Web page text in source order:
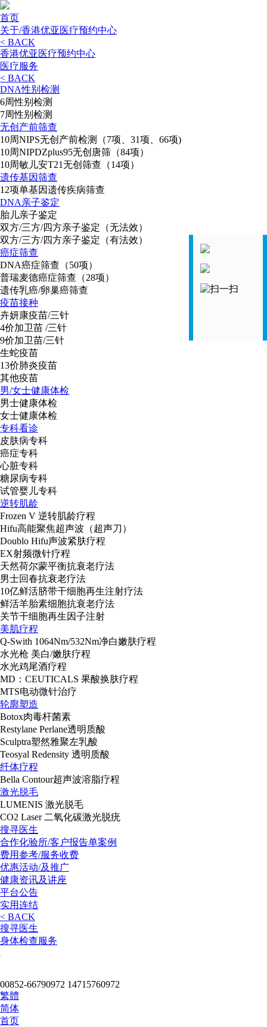
首页
关于/香港优亚医疗预约中心
< BACK
香港优亚医疗预约中心
医疗服务
< BACK
DNA性别检测
6周性别检测
7周性别检测
无创产前筛查
10周NIPS无创产前检测（7项、31项、66项)
10周NIPDZplus95无创唐筛（84项）
10周敏儿安T21无创筛查（14项）
遗传基因筛查
12项单基因遗传疾病筛查
DNA亲子鉴定
胎儿亲子鉴定
双方/三方/四方亲子鉴定（无法效）
双方/三方/四方亲子鉴定（有法效）
癌症筛查
DNA癌症筛查（50项）
普瑞麦德癌症筛查（28项）
遗传乳癌/卵巢癌筛查
疫苗接种
卉妍康疫苗/三针
4价加卫苗 /三针
9价加卫苗/三针
生蛇疫苗
13价肺炎疫苗
其他疫苗
男/女士健康体检
男士健康体检
女士健康体检
专科看诊
皮肤病专科
癌症专科
心脏专科
糖尿病专科
试管婴儿专科
逆转肌龄
Frozen V 逆转肌龄疗程
Hifu高能聚焦超声波（超声刀）
Doublo Hifu声波紧肤疗程
EX射频微针疗程
天然荷尔蒙平衡抗衰老疗法
男士回春抗衰老疗法
10亿鲜活脐带干细胞再生注射疗法
鲜活羊胎素细胞抗衰老疗法
关节干细胞再生因子注射
美肌疗程
Q-Swith 1064Nm/532Nm净白嫩肤疗程
水光枪 美白/嫩肤疗程
水光鸡尾酒疗程
MD：CEUTICALS 果酸换肤疗程
MTS电动微针治疗
轮廓塑造
Botox肉毒杆菌素
Restylane Perlane透明质酸
Sculptra塑然雅聚左乳酸
Teosyal Redensity 透明质酸
纤体疗程
Bella Contour超声波溶脂疗程
激光脱毛
LUMENIS 激光脱毛
CO2 Laser 二氧化碳激光脱疣
搜寻医生
合作化验所/客户报告单案例
费用参考/服务收费
优惠活动/及推广
健康资讯及讲座
平台公告
实用连结
< BACK
搜寻医生
身体检查服务
00852-66790972 14715760972
繁體
简体
首页